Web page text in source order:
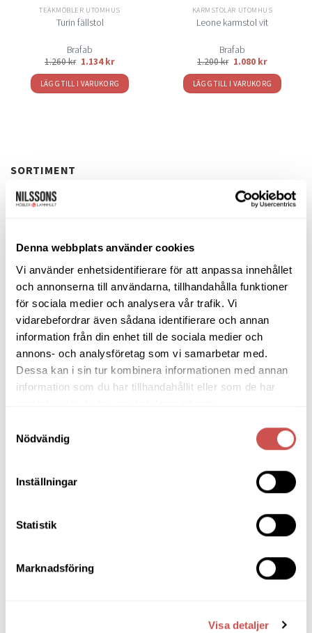
Denna webbplats använder cookies
Vi använder enhetsidentifierare för att anpassa innehållet
och annonserna till användarna, tillhandahålla funktioner
för sociala medier och analysera vår trafik. Vi
vidarebefordrar även sådana identifierare och annan
information från din enhet till de sociala medier och
annons- och analysföretag som vi samarbetar med.
Dessa kan i sin tur kombinera informationen med annan
information som du har tillhandahållit eller som de har
Nödvändig
Inställningar
Statistik
Marknadsföring
Visa detaljer
TEAKMÖBLER UTOMHUS
Turin fällstol
Brafab
1.260kr 1.134kr
LÄGG TILL I VARUKORG
KARMSTOLAR UTOMHUS
Leone karmstol vit
Brafab
1.200kr 1.080 kr
LÄGG TILL I VARUKORG
SORTIMENT
Belysning
Bokhyllor
Byråer
Bäddsoffor
Bänkar & Pallar
Ljusbelysta Glastavlor
Matgrupper